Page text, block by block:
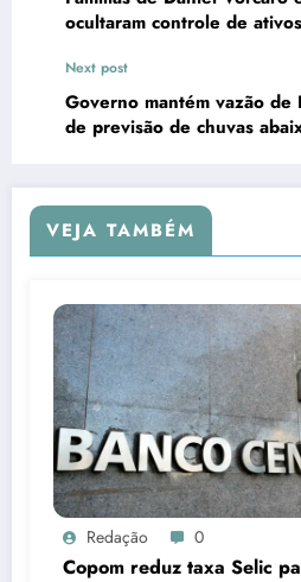
ocultaram controle de
Next post
Governo mantém vazão
de previsão de chuvas
VEJA TAMBÉM
Redação 0
Copom reduz taxa Selic